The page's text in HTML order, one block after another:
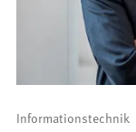
Informationstechnik